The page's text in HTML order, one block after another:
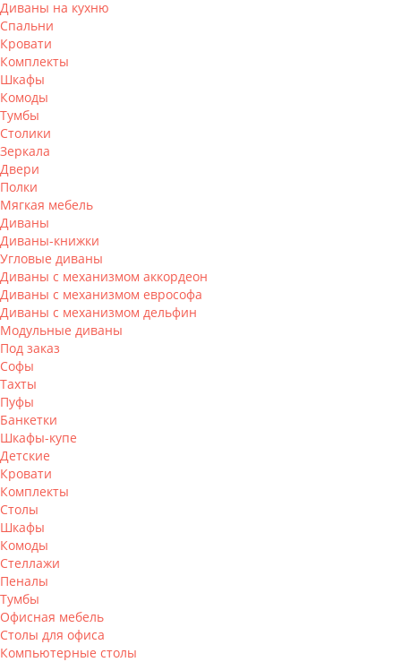
Диваны на кухню
Спальни
Кровати
Комплекты
Шкафы
Комоды
Тумбы
Столики
Зеркала
Двери
Полки
Мягкая мебель
Диваны
Диваны-книжки
Угловые диваны
Диваны с механизмом аккордеон
Диваны с механизмом еврософа
Диваны с механизмом дельфин
Модульные диваны
Под заказ
Софы
Тахты
Пуфы
Банкетки
Шкафы-купе
Детские
Кровати
Комплекты
Столы
Шкафы
Комоды
Стеллажи
Пеналы
Тумбы
Офисная мебель
Столы для офиса
Компьютерные столы